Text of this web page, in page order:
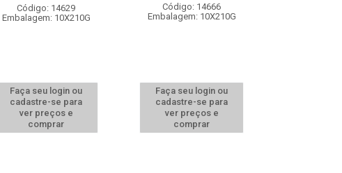
Código: 14629
Embalagem: 10X210G
Faça seu login ou
cadastre-se para
ver preços e
comprar
Código: 14666
Embalagem: 10X210G
Faça seu login ou
cadastre-se para
ver preços e
comprar